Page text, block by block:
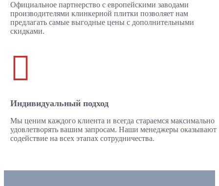
Официальное партнерство с европейскими заводами
производителями клинкерной плитки позволяет нам
предлагать самые выгодные цены с дополнительными
скидками.

Индивидуальный подход
Мы ценим каждого клиента и всегда стараемся максимально
удовлетворять вашим запросам. Наши менеджеры оказывают
содействие на всех этапах сотрудничества.